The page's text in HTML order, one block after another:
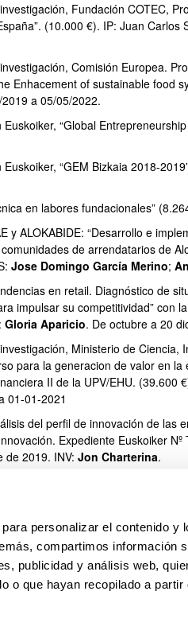
personalizar el contenido y
compartimos información
publicidad y análisis web,
o que hayan recopilado a
Fundación COTEC,
(10.000 €). IP: Juan Carlos
Comisión Europea.
Enhacement of sustainable food
a 05/05/2022.
“Global
“GEM Bizkaia 2018-
en labores fundacionales”
y ALOKABIDE: “Desarrollo e
de arrendatarios de
Jose Domingo García Merino;
en retail. Diagnóstico de
impulsar su competitividad” con
Gloria Aparicio. De octubre a 20
Ministerio de
para la generacion de valor en
II de la UPV/EHU. (39.600
01-01-2021
del perfil de innovación de las
Expediente Euskoiker
de 2019. INV: Jon Charterina.
Expediente Euskoiker
Convocatoria
al acceso a la financiación
Alaitz Mendizabal, INVS: Ana